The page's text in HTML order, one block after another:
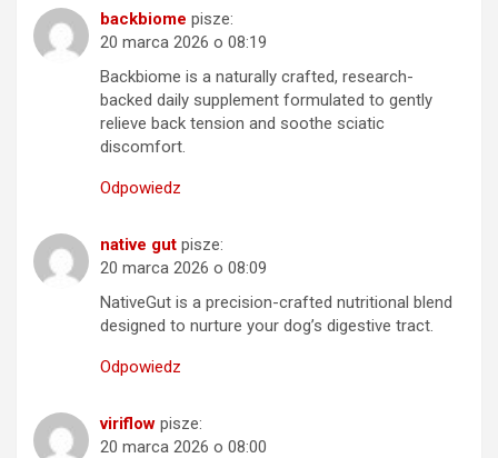
backbiome pisze:
20 marca 2026 o 08:19
Backbiome is a naturally crafted, research-
backed daily supplement formulated to gently
relieve back tension and soothe sciatic
discomfort.
Odpowiedz
native gut pisze:
20 marca 2026 o 08:09
NativeGut is a precision-crafted nutritional blend
designed to nurture your dog’s digestive tract.
Odpowiedz
viriflow pisze:
20 marca 2026 o 08:00